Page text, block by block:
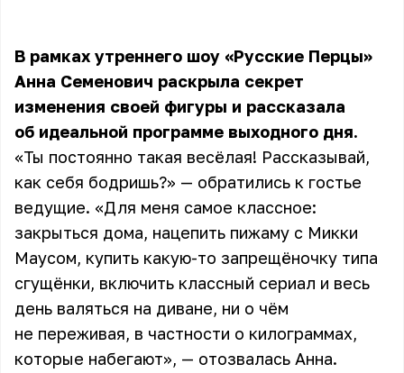
В рамках утреннего шоу «Русские Перцы»
Анна Семенович раскрыла секрет
изменения своей фигуры и рассказала
об идеальной программе выходного дня.
«Ты постоянно такая весёлая! Рассказывай,
как себя бодришь?» — обратились к гостье
ведущие. «Для меня самое классное:
закрыться дома, нацепить пижаму с Микки
Маусом, купить какую-то запрещёночку типа
сгущёнки, включить классный сериал и весь
день валяться на диване, ни о чём
не переживая, в частности о килограммах,
которые набегают», — отозвалась Анна.